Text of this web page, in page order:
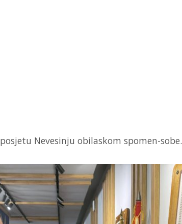
Nevesinju obilaskom spomen-sobe.